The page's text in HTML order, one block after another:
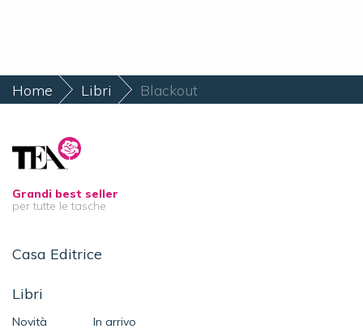
Home Libri Blackout
Grandi best seller
per tutte le tasche
Casa Editrice
Libri
Novità
In arrivo